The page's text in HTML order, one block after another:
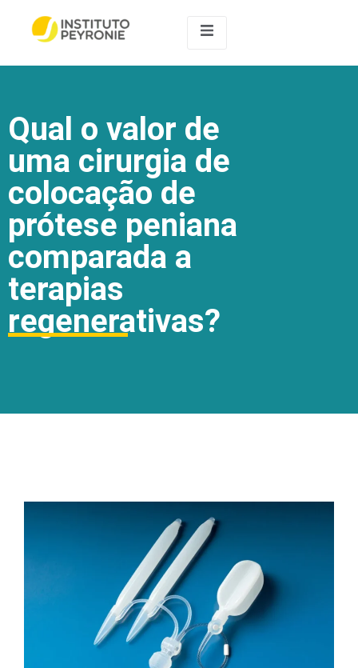
Qual o valor de
uma cirurgia de
colocação de
prótese peniana
comparada a
terapias
regenerativas?